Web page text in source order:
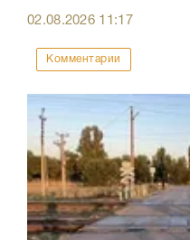
02.08.2026 11:17
Комментарии